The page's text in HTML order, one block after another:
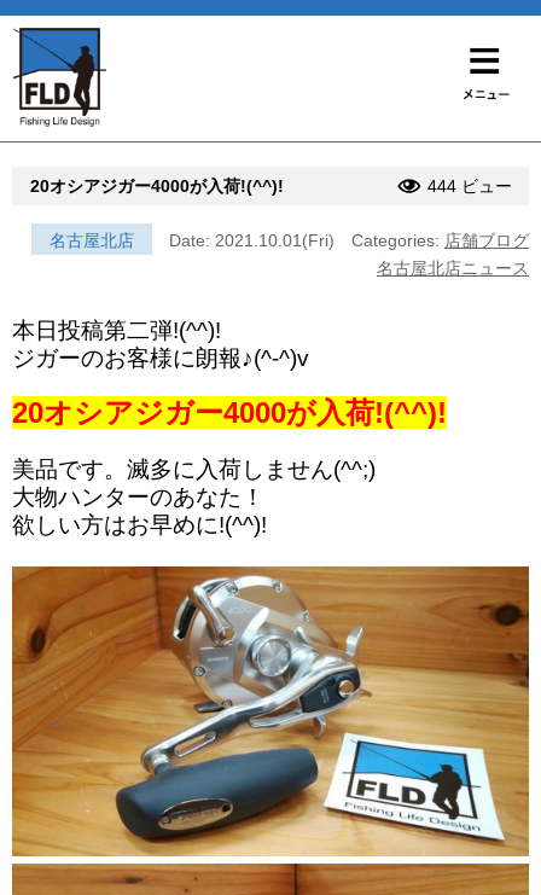
20オシアジガー4000が入荷!(^^)! 444 ビュー
名古屋北店 Date: 2021.10.01(Fri) Categories: 店舗ブログ
名古屋北店ニュース
本日投稿第二弾!(^^)!
ジガーのお客様に朗報♪(^-^)v
20オシアジガー4000が入荷!(^^)!
美品です。滅多に入荷しません(^^;)
大物ハンターのあなた！
欲しい方はお早めに!(^^)!